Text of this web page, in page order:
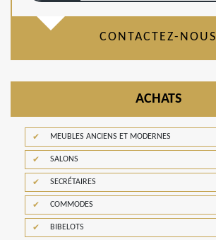
CONTACTEZ-NOUS
ACHATS
MEUBLES ANCIENS ET MODERNES
SALONS
SECRÉTAIRES
COMMODES
BIBELOTS